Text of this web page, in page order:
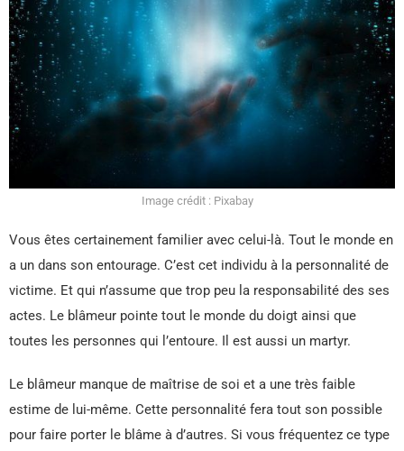
Image crédit : Pixabay
Vous êtes certainement familier avec celui-là. Tout le monde en
a un dans son entourage. C’est cet individu à la personnalité de
victime. Et qui n’assume que trop peu la responsabilité des ses
actes. Le blâmeur pointe tout le monde du doigt ainsi que
toutes les personnes qui l’entoure. Il est aussi un martyr.
Le blâmeur manque de maîtrise de soi et a une très faible
estime de lui-même. Cette personnalité fera tout son possible
pour faire porter le blâme à d’autres. Si vous fréquentez ce type